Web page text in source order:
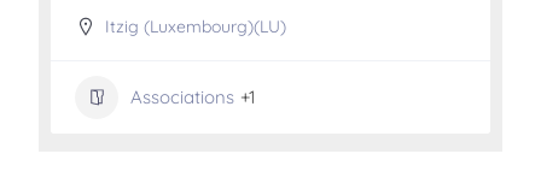
Itzig (Luxembourg)(LU)
Associations +1